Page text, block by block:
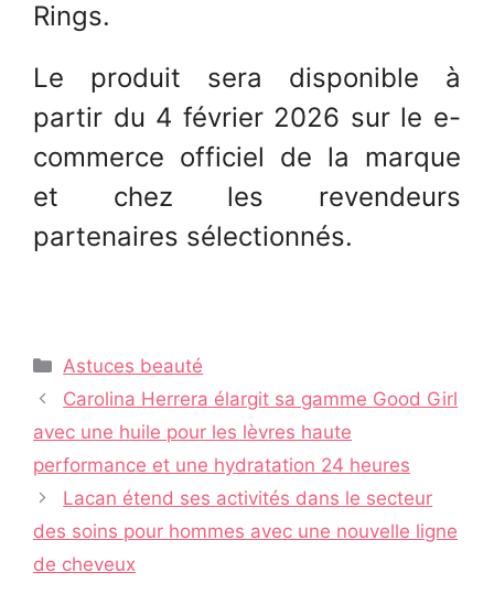
Rings.
Le produit sera disponible à
partir du 4 février 2026 sur le e-
commerce officiel de la marque
et chez les revendeurs
partenaires sélectionnés.
Catégories
Astuces beauté
Navigation
des
Carolina Herrera élargit sa gamme Good Girl
avec une huile pour les lèvres haute
performance et une hydratation 24 heures
Lacan étend ses activités dans le secteur
des soins pour hommes avec une nouvelle ligne
de cheveux